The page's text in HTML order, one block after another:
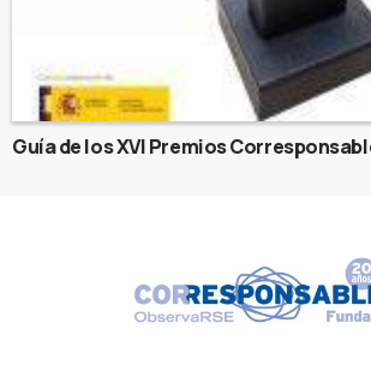
Guía de los XVI Premios